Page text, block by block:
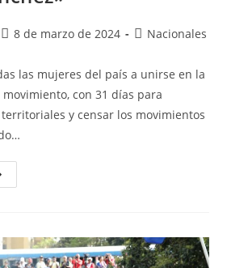
8 de marzo de 2024 Nacionales
las mujeres del país a unirse en la
con 31 días para
y censar los movimientos